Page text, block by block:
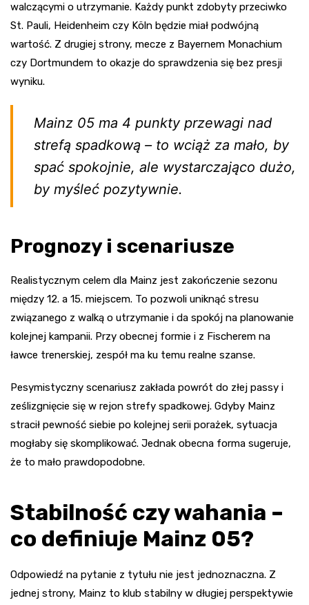
walczącymi o utrzymanie. Każdy punkt zdobyty przeciwko
St. Pauli, Heidenheim czy Köln będzie miał podwójną
wartość. Z drugiej strony, mecze z Bayernem Monachium
czy Dortmundem to okazje do sprawdzenia się bez presji
wyniku.
Mainz 05 ma 4 punkty przewagi nad
strefą spadkową – to wciąż za mało, by
spać spokojnie, ale wystarczająco dużo,
by myśleć pozytywnie.
Prognozy i scenariusze
Realistycznym celem dla Mainz jest zakończenie sezonu
między 12. a 15. miejscem. To pozwoli uniknąć stresu
związanego z walką o utrzymanie i da spokój na planowanie
kolejnej kampanii. Przy obecnej formie i z Fischerem na
ławce trenerskiej, zespół ma ku temu realne szanse.
Pesymistyczny scenariusz zakłada powrót do złej passy i
ześlizgnięcie się w rejon strefy spadkowej. Gdyby Mainz
stracił pewność siebie po kolejnej serii porażek, sytuacja
mogłaby się skomplikować. Jednak obecna forma sugeruje,
że to mało prawdopodobne.
Stabilność czy wahania –
co definiuje Mainz 05?
Odpowiedź na pytanie z tytułu nie jest jednoznaczna. Z
jednej strony, Mainz to klub stabilny w długiej perspektywie